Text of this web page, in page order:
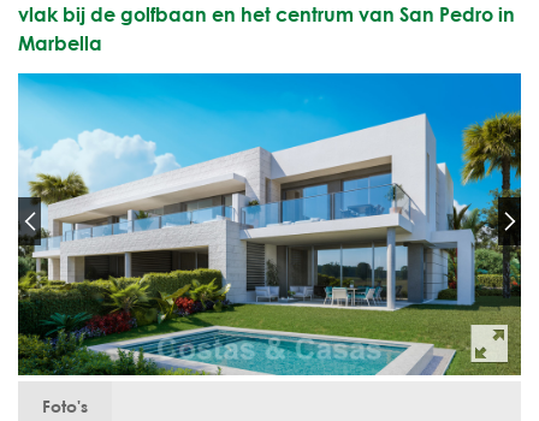
vlak bij de golfbaan en het centrum van San Pedro in
Marbella
Foto's